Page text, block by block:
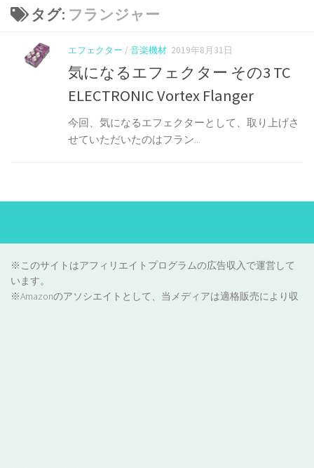
タグ: フランジャー
エフェクター / 音楽機材 2019年8月31日
気になるエフェクター その3 TC
ELECTRONIC Vortex Flanger
今回、気になるエフェクターとして、取り上げさ
せていただいたのはフラン...
※このサイトはアフィリエイトプログラムの広告収入で運営して
います。
※Amazonのアソシエイトとして、当メディアは適格販売により収